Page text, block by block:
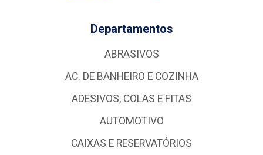
Departamentos
ABRASIVOS
AC. DE BANHEIRO E COZINHA
ADESIVOS, COLAS E FITAS
AUTOMOTIVO
CAIXAS E RESERVATÓRIOS